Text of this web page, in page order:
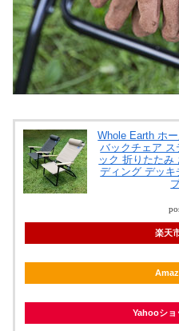
Whole Earth ホ
バックチェア
ック 折りたたみ
ディング デッ
楽天
Yahooショ